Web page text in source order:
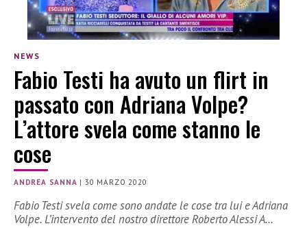
NEWS
Fabio Testi ha avuto un flirt in
passato con Adriana Volpe?
L’attore svela come stanno le
cose
ANDREA SANNA |30 MARZO 2020
Fabio Testi svela come sono andate le cose tra lui e Adriana
Volpe. L’intervento del nostro direttore Roberto Alessi A…